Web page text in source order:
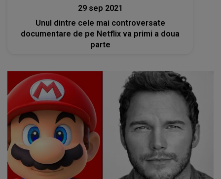
29 sep 2021
Unul dintre cele mai controversate
documentare de pe Netflix va primi a doua
parte